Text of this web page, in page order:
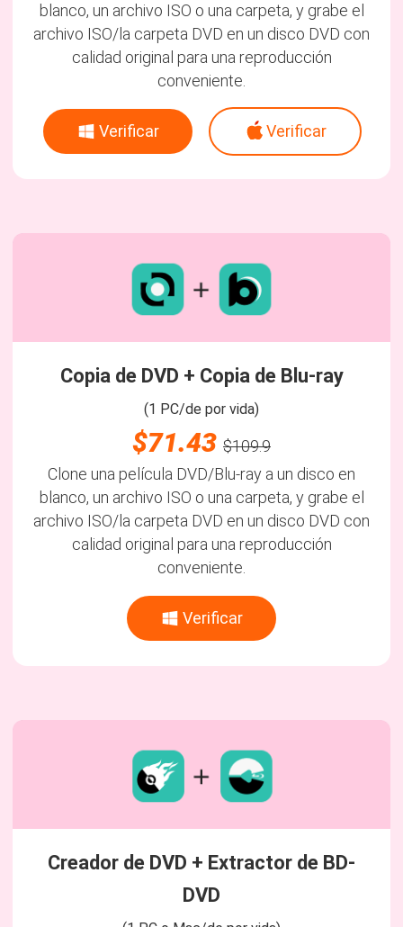
blanco, un archivo ISO o una carpeta, y grabe el
archivo ISO/la carpeta DVD en un disco DVD con
calidad original para una reproducción
conveniente.
Verificar Verificar
Copia de DVD + Copia de Blu-ray
(1 PC/de por vida)
$71.43 $109.9
Clone una película DVD/Blu-ray a un disco en
blanco, un archivo ISO o una carpeta, y grabe el
archivo ISO/la carpeta DVD en un disco DVD con
calidad original para una reproducción
conveniente.
Verificar
Creador de DVD + Extractor de BD-
DVD